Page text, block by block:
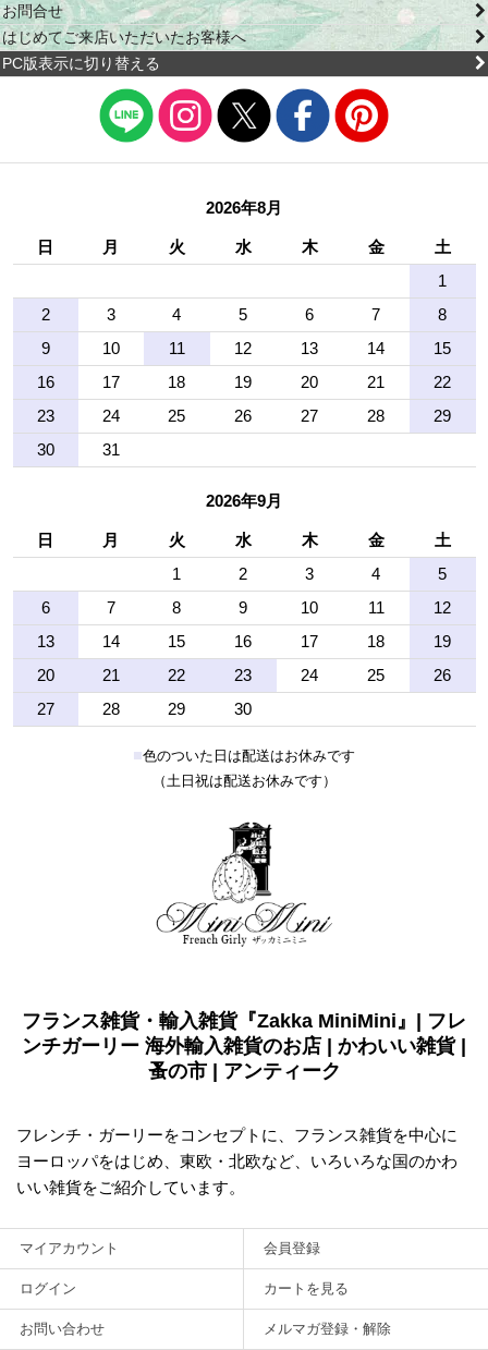
お問合せ
はじめてご来店いただいたお客様へ
PC版表示に切り替える
2026年8月
日 月 火 水 木 金
土
1
2
3 4 5 6 7
8
9
10 11 12 13 14
15
16
17 18 19 20 21
22
23
24 25 26 27 28
29
30
31
2026年9月
日 月 火 水 木 金
土
1
2 3 4
5
6
7 8 9 10 11
12
13
14 15 16 17 18
19
20
21 22 23 24 25
26
27
28 29 30
■色のついた日は配送はお休みです
（土日祝は配送お休みです）
フランス雑貨・輸入雑貨『Zakka MiniMini』| フレ
ンチガーリー 海外輸入雑貨のお店 | かわいい雑貨 |
蚤の市 | アンティーク
フレンチ・ガーリーをコンセプトに、フランス雑貨を中心に
ヨーロッパをはじめ、東欧・北欧など、いろいろな国のかわ
いい雑貨をご紹介しています。
マイアカウント 会員登録
ログイン カートを見る
お問い合わせ メルマガ登録・解除